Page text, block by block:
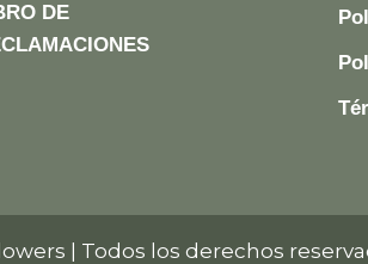
DE
| Todos los derechos